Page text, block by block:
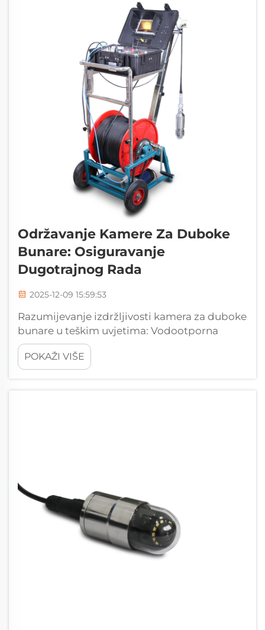
Održavanje Kamere Za Duboke
Bunare: Osiguravanje
Dugotrajnog Rada
2025-12-09 15:59:53
Razumijevanje izdržljivosti kamera za duboke
bunare u teškim uvjetima: Vodootporna
kućišta i materijali otporni na koroziju za
dugotrajnu uporabu. Većina kamera za
duboke bunare ovisi o brtvama s ocjenom
POKAŽI VIŠE